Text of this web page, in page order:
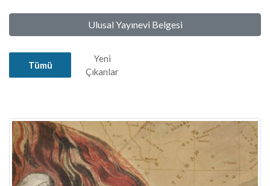
Ulusal Yayınevi Belgesi
Tümü
Yeni
Çıkanlar